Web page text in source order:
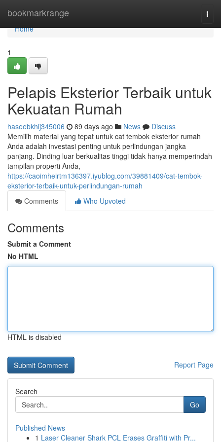
bookmarkrange
Home
Home
1
Pelapis Eksterior Terbaik untuk
Kekuatan Rumah
haseebkhij345006 89 days ago News
Discuss
Memilih material yang tepat untuk cat tembok eksterior rumah
Anda adalah investasi penting untuk perlindungan jangka
panjang. Dinding luar berkualitas tinggi tidak hanya memperindah
tampilan properti Anda,
https://caoimheirtm136397.iyublog.com/39881409/cat-tembok-
eksterior-terbaik-untuk-perlindungan-rumah
Comments
Who Upvoted
Comments
Submit a Comment
No HTML
HTML is disabled
Report Page
Search
Go
Published News
1 Laser Cleaner Shark PCL Erases Graffiti with Pr...